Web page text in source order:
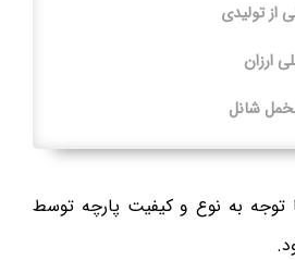
از تولیدی
ارزان
شانل
توجه به نوع و کیفیت پارچه توسط